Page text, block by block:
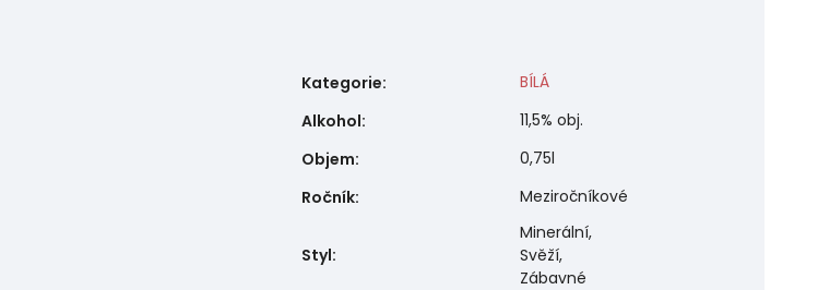
Kategorie:
BÍLÁ
Alkohol:
11,5% obj.
Objem:
0,75l
Ročník: Meziročníkové
Styl:
Minerální,
Svěží,
Zábavné